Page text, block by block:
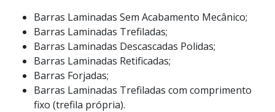
Barras Laminadas Sem Acabamento Mecânico;
Barras Laminadas Trefiladas;
Barras Laminadas Descascadas Polidas;
Barras Laminadas Retificadas;
Barras Forjadas;
Barras Laminadas Trefiladas com comprimento
fixo (trefila própria).